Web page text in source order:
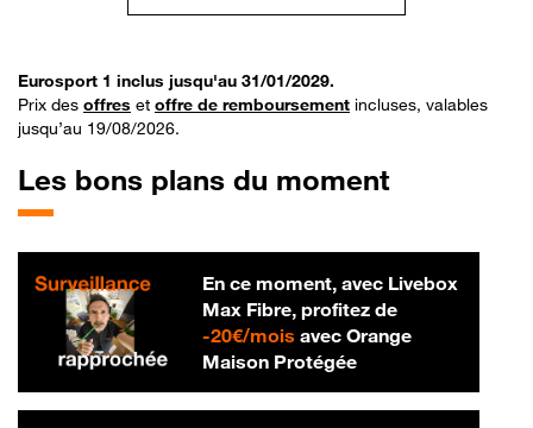
Eurosport 1 inclus jusqu'au 31/01/2029.
Prix des offres et offre de remboursement incluses, valables
jusqu’au 19/08/2026.
Les bons plans du moment
En ce moment, avec Livebox
Max Fibre, profitez de
-20€/mois20 € par mois
avec Orange
Maison Protégée